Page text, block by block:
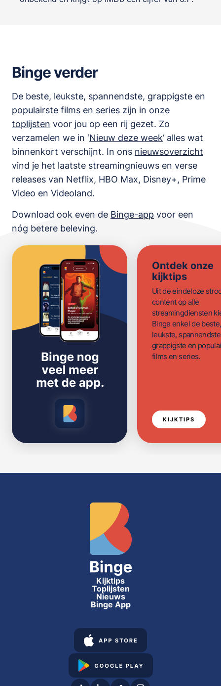
Binge verder
De beste, leukste, spannendste, grappigste en
populairste films en series zijn in onze
toplijsten voor jou op een rij gezet. Zo
verzamelen we in ‘Nieuw deze week’ alles wat
binnenkort verschijnt. In ons nieuwsoverzicht
vind je het laatste streamingnieuws en verse
releases van Netflix, HBO Max, Disney+, Prime
Video en Videoland.
Download ook even de Binge-app voor een
nóg betere beleving.
Ontdek onze
kijktips
Uit de eindeloze
content op alle
streamingdiensten
Binge enkel de beste,
leukste,
grappigste en
films en series.
KIJKTIPS
Kijktips
Toplijsten
Nieuws
Binge App